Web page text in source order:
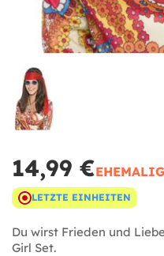
14,99 €
LETZTE EINHEITEN
Du wirst Frieden und
Girl Set.